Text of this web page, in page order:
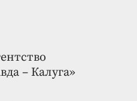
– Калуга»